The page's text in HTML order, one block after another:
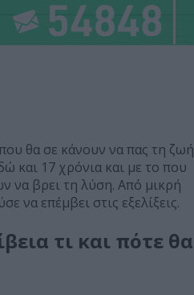
θα σε κάνουν να πας τη ζωή
και 17 χρόνια και με το που
να βρει τη λύση. Από μικρή
να επέμβει στις εξελίξεις.
τι και πότε θα